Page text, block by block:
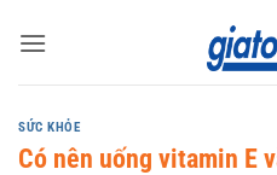
qua
SỨC KHỎE
Có nên uống vitamin E